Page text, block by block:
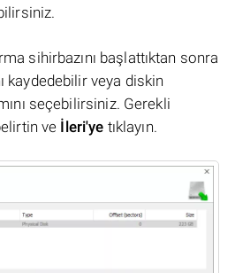
sihirbazını başlattıktan sonra
kaydedebilir veya diskin
seçebilirsiniz. Gerekli
ve İleri'ye tıklayın.